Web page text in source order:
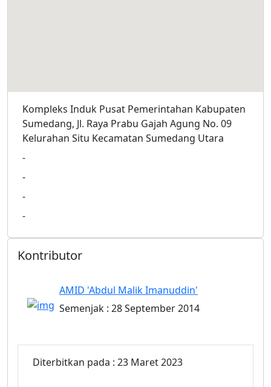
Kompleks Induk Pusat Pemerintahan Kabupaten
Sumedang, Jl. Raya Prabu Gajah Agung No. 09
Kelurahan Situ Kecamatan Sumedang Utara
-
-
-
-
Kontributor
AMID 'Abdul Malik Imanuddin'
Semenjak : 28 September 2014
Diterbitkan pada : 23 Maret 2023